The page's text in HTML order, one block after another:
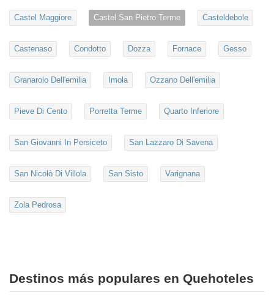
Castel Maggiore Castel San Pietro Terme Casteldebole
Castenaso Condotto Dozza Fornace Gesso
Granarolo Dell'emilia Imola Ozzano Dell'emilia
Pieve Di Cento Porretta Terme Quarto Inferiore
San Giovanni In Persiceto San Lazzaro Di Savena
San Nicolò Di Villola San Sisto Varignana
Zola Pedrosa
Destinos más populares en Quehoteles